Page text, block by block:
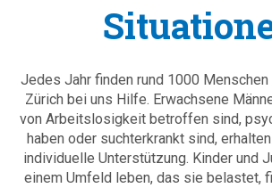
Jedes Jahr finden rund 1000
Zürich bei uns Hilfe. Erwachsene
von Arbeitslosigkeit betroffen sind,
haben oder suchterkrankt sind,
individuelle Unterstützung. Kinder und
einem Umfeld leben, das sie belastet,